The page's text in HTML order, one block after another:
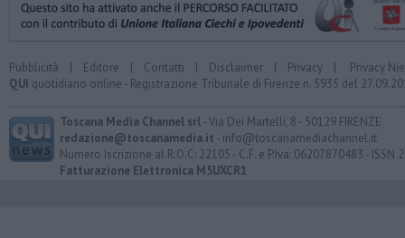
Pubblicità | Editore | Contatti | Disclaimer | Privacy | Privacy
QUI quotidiano online - Registrazione Tribunale di Firenze n. 5935 del
Toscana Media Channel srl- Via Dei Martelli, 8 - 50129 FIRENZE
redazione@toscanamedia.it - info@toscanamediachannel.it
Numero Iscrizione al R.O.C: 22105 - C.F. e P.Iva: 06207870483 - ISSN
Fatturazione Elettronica M5UXCR1